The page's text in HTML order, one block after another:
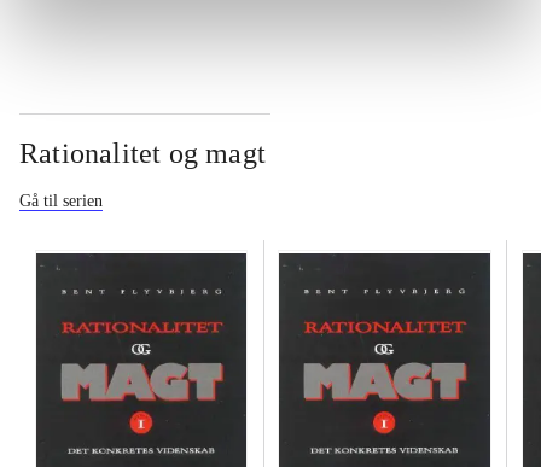
Rationalitet og magt
Gå til serien